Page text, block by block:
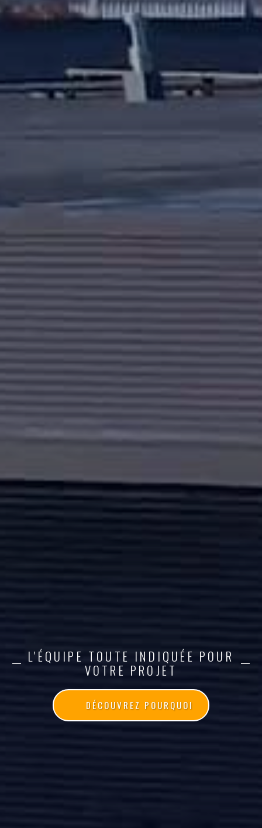
L'ÉQUIPE TOUTE INDIQUÉE POUR
VOTRE PROJET
DÉCOUVREZ POURQUOI